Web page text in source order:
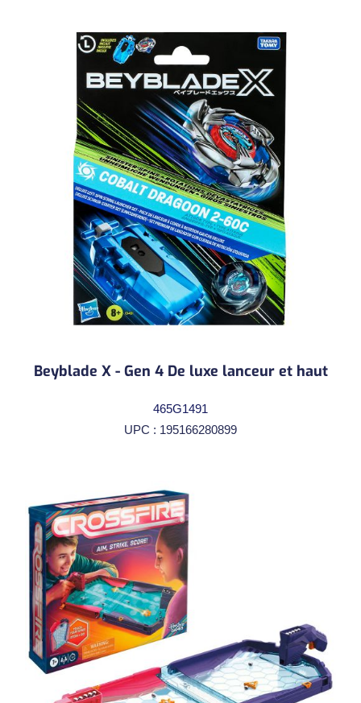
Beyblade X - Gen 4 De luxe lanceur et haut
465G1491
UPC : 195166280899